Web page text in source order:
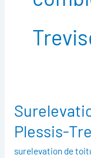
Plessis-
surelevation de
Surelevation
de
toiture